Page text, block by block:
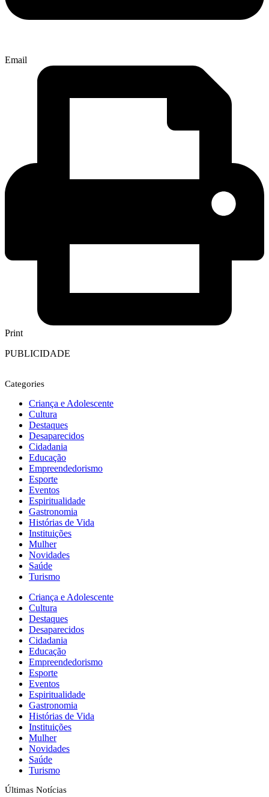
Email
Print
PUBLICIDADE
Categories
Criança e Adolescente
Cultura
Destaques
Desaparecidos
Cidadania
Educação
Empreendedorismo
Esporte
Eventos
Espiritualidade
Gastronomia
Histórias de Vida
Instituições
Mulher
Novidades
Saúde
Turismo
Criança e Adolescente
Cultura
Destaques
Desaparecidos
Cidadania
Educação
Empreendedorismo
Esporte
Eventos
Espiritualidade
Gastronomia
Histórias de Vida
Instituições
Mulher
Novidades
Saúde
Turismo
Últimas Notícias